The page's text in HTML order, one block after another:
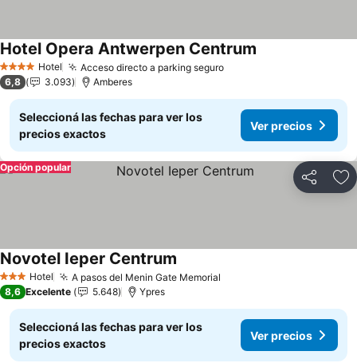
4 EstrellasHotel Acceso directo a parking seguroVer precios
Hotel Opera Antwerpen Centrum
6,8 3.093 Amberes
Seleccioná las fechas para ver los
precios exactos
Ver precios
Compartir
Opción popular
3 Estrellas
Hotel A pasos del Menin Gate Memorial
Novotel Ieper Centrum
8,6 Excelente 5.648 Ypres
Seleccioná las fechas para ver los
precios exactos
Ver precios